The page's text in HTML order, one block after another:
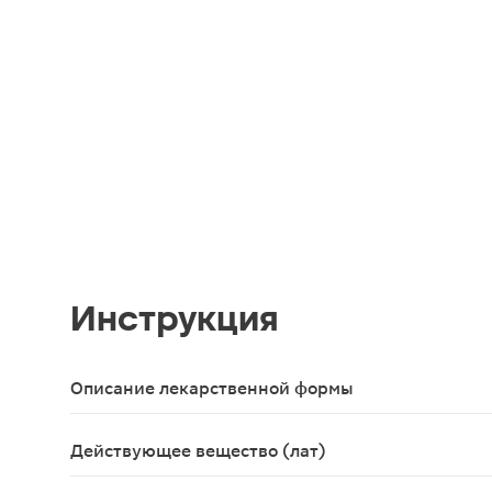
Инструкция
Описание лекарственной формы
Капсулы кишечнорастворимые желатиновые,
Действующее вещество (лат)